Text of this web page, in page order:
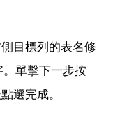
目標列的表名修
單擊下一步按
選完成。